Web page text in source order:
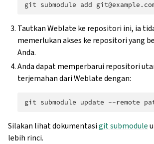
git submodule add
Tautkan Weblate ke repositori ini, ia
memerlukan akses ke repositori yang
Anda.
Anda dapat memperbarui repositori
terjemahan dari Weblate dengan:
git submodule update --remote
Silakan lihat dokumentasigit submodule
lebih rinci.